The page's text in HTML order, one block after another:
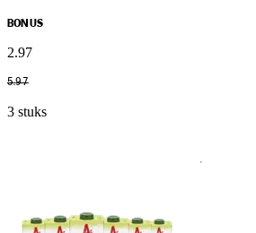
BONUS
2.97
5.97
3 stuks